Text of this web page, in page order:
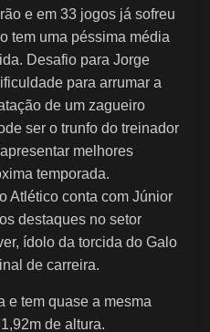
e em 33 jogos já sofreu
tem uma péssima média
Desafio para Jorge
para arrumar a
de um zagueiro
ser o trunfo do treinador
melhores
temporada.
Atlético conta com Júnior
destaques no setor
ídolo da torcida do Galo
de carreira.
e tem quase a mesma
de altura.